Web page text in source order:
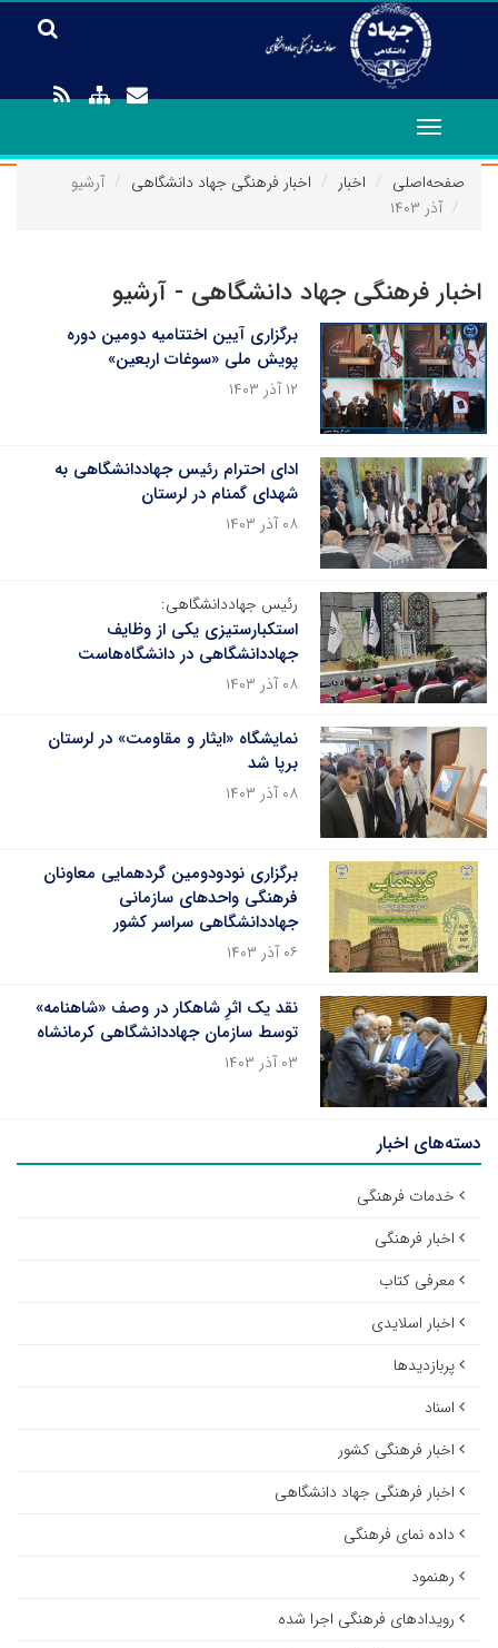
Toggle
navigation
صفحه‌اصلی
اخبار اخبار فرهنگی جهاد دانشگاهی
آرشیو
آذر ۱۴۰۳
اخبار فرهنگی جهاد دانشگاهی - آرشیو
برگزاری آیین اختتامیه دومین دوره
پویش ملی «سوغات اربعین»
۱۲ آذر ۱۴۰۳
ادای احترام رئیس جهاددانشگاهی به
شهدای گمنام در لرستان
۰۸ آذر ۱۴۰۳
رئیس جهاددانشگاهی:
استکبارستیزی یکی از وظایف
جهاددانشگاهی در دانشگاه‌هاست
۰۸ آذر ۱۴۰۳
نمایشگاه «ایثار و مقاومت» در لرستان
برپا شد
۰۸ آذر ۱۴۰۳
برگزاری نودودومین گردهمایی معاونان
فرهنگی واحدهای سازمانی
جهاددانشگاهی سراسر کشور
۰۶ آذر ۱۴۰۳
نقد یک اثرِ شاهکار در وصف «شاهنامه»
توسط سازمان جهاددانشگاهی کرمانشاه
۰۳ آذر ۱۴۰۳
دسته‌های اخبار
خدمات فرهنگی
اخبار فرهنگی
معرفی کتاب
اخبار اسلایدی
پربازدیدها
اسناد
اخبار فرهنگی کشور
اخبار فرهنگی جهاد دانشگاهی
داده نمای فرهنگی
رهنمود
رویدادهای فرهنگی اجرا شده